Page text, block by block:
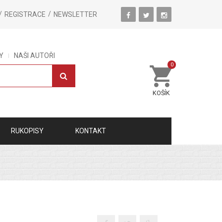
REGISTRACE NEWSLETTER
NAŠI AUTOŘI
KOŠÍK
0
RUKOPISY KONTAKT